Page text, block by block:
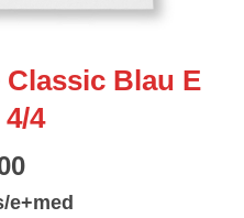
Blau E
4
e+med